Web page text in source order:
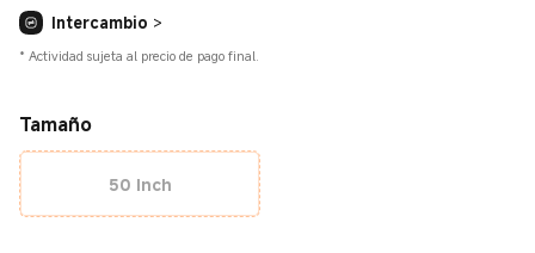
Intercambio >
* Actividad sujeta al precio de pago final.
Tamaño
50 Inch